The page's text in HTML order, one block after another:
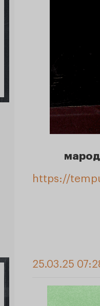
https://
25.03.25